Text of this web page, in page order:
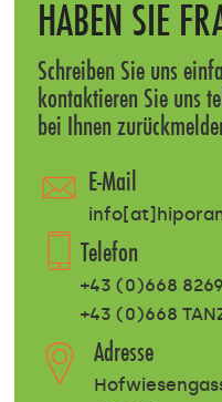
HABEN SIE
Schreiben Sie uns
kontaktieren Sie uns
bei Ihnen
E-Mail
Telefon
+43 (0)668
+43 (0)668
Adresse